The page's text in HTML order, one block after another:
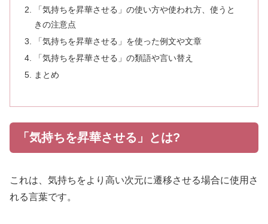
「気持ちを昇華させる」の使い方や使われ方、使うと
きの注意点
「気持ちを昇華させる」を使った例文や文章
「気持ちを昇華させる」の類語や言い替え
まとめ
「気持ちを昇華させる」とは?
これは、気持ちをより高い次元に遷移させる場合に使用さ
れる言葉です。